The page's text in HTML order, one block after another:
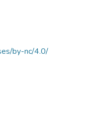
by-nc/4.0/